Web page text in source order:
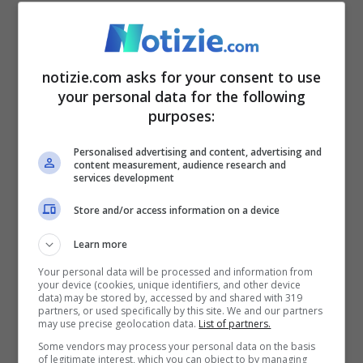
capire fino a dove le parti sono pronte a
La visita di Pelosi ha aumentato l’attività cinese a Taiwan ©
Ansa
Cosa potrà accadere nei prossimi giorni?
notizie.com asks for your consent to use
your personal data for the following
purposes:
Personalised advertising and content, advertising and
content measurement, audience research and
services development
Store and/or access information on a device
Learn more
Your personal data will be processed and information from
your device (cookies, unique identifiers, and other device
data) may be stored by, accessed by and shared with 319
partners, or used specifically by this site. We and our partners
may use precise geolocation data. List of partners.
Some vendors may process your personal data on the basis
of legitimate interest, which you can object to by managing